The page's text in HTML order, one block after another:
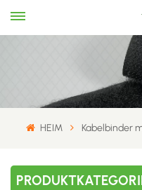
HEIM Kabelbinder